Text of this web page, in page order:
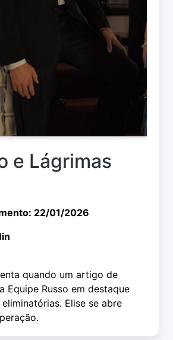
e Lágrimas
22/01/2026
quando um artigo de
Equipe Russo em destaque
Elise se abre